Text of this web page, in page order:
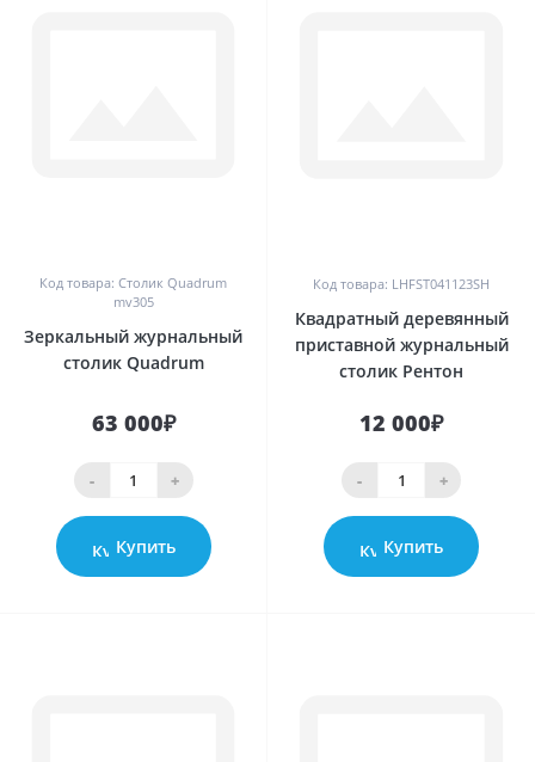
Код товара: Столик Quadrum
mv305
Зеркальный журнальный
столик Quadrum
63 000₽
- +
Купить
Код товара: LHFST041123SH
Квадратный деревянный
приставной журнальный
столик Рентон
12 000₽
- +
Купить